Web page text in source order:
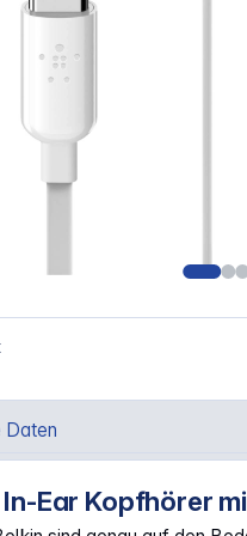
Daten
In-Ear Kopfhörer
In-Ear Kopfhörer